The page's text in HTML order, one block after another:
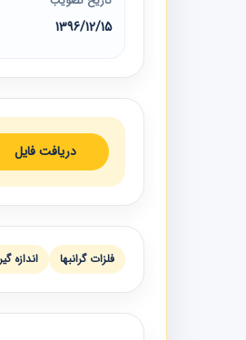
1396/12/15
دریافت فایل
فلزات گرانبها اندازه